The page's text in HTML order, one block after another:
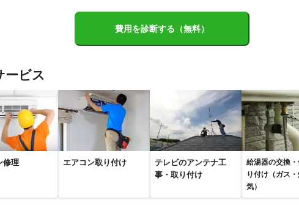
費用を診断する（無料）
ービス
修理 エアコン取り付け
テレビのアンテナ工
事・取り付け
給湯器の交換
り付け（ガス
気）